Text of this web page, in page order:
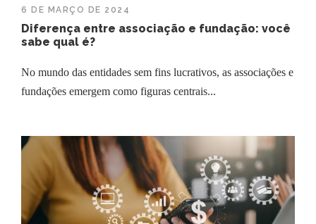
6 DE MARÇO DE 2024
Diferença entre associação e fundação: você
sabe qual é?
No mundo das entidades sem fins lucrativos, as associações e
fundações emergem como figuras centrais...